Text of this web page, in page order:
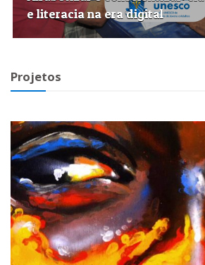
e literacia na era digital
Projetos